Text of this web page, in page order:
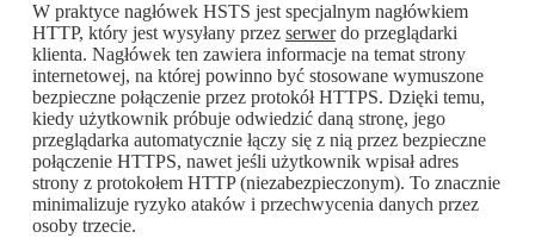
W praktyce nagłówek HSTS jest specjalnym nagłówkiem
HTTP, który jest wysyłany przez serwerdo przeglądarki
klienta. Nagłówek ten zawiera informacje na temat strony
internetowej, na której powinno być stosowane wymuszone
bezpieczne połączenie przez protokół HTTPS. Dzięki temu,
kiedy użytkownik próbuje odwiedzić daną stronę, jego
przeglądarka automatycznie łączy się z nią przez bezpieczne
połączenie HTTPS, nawet jeśli użytkownik wpisał adres
strony z protokołem HTTP (niezabezpieczonym). To znacznie
minimalizuje ryzyko ataków i przechwycenia danych przez
osoby trzecie.